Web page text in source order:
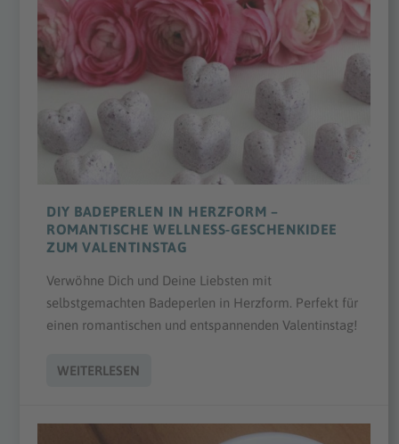
DIY BADEPERLEN IN HERZFORM –
ROMANTISCHE WELLNESS-GESCHENKIDEE
ZUM VALENTINSTAG
Verwöhne Dich und Deine Liebsten mit
selbstgemachten Badeperlen in Herzform. Perfekt für
einen romantischen und entspannenden Valentinstag!
WEITERLESEN